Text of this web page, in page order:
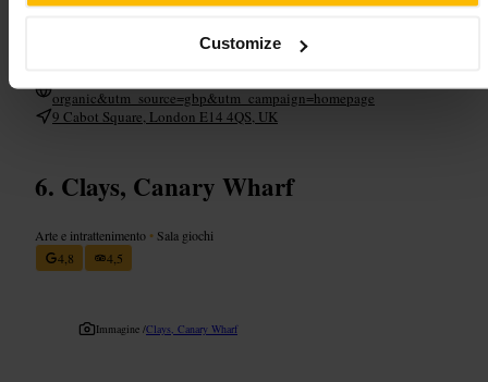
Customize
dopo la visita, dato che il locale non serve piatti. Vestiti in modo
organic&utm_source=gbp&utm_campaign=homepage
9 Cabot Square, London E14 4QS, UK
Clays, Canary Wharf
Arte e intrattenimento • Sala giochi
4,8
4,5
Immagine /Clays, Canary Wharf